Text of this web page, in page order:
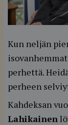
Kun neljän
perhettä.
perheen
Kahdeksan
Lahikainen